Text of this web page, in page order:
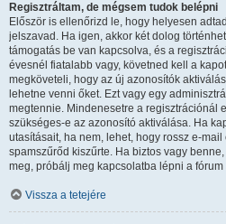
Regisztráltam, de mégsem tudok belépni
Először is ellenőrizd le, hogy helyesen
jelszavad. Ha igen, akkor két dolog
támogatás be van kapcsolva, és a
évesnél fiatalabb vagy, követned kell a
megköveteli, hogy az új azonosítók
lehetne venni őket. Ezt vagy egy
megtennie. Mindenesetre a regisztrációnál
szükséges-e az azonosító aktiválása. Ha
utasításait, ha nem, lehet, hogy rossz e-
spamszűrőd kiszűrte. Ha biztos vagy
meg, próbálj meg kapcsolatba lépni a
Vissza a tetejére